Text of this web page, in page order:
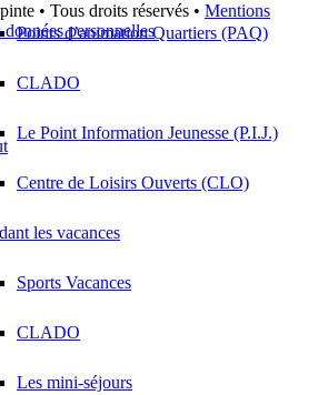
Points d’animation Quartiers (PAQ)
CLADO
Le Point Information Jeunesse (P.I.J.)
Centre de Loisirs Ouverts (CLO)
les vacances
Sports Vacances
CLADO
Les mini-séjours
• Tous droits réservés • Mentions
personnelles